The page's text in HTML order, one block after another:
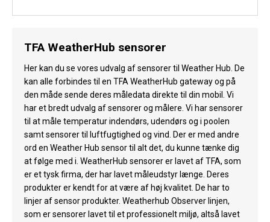
TFA WeatherHub sensorer
Her kan du se vores udvalg af sensorer til Weather Hub. De
kan alle forbindes til en TFA WeatherHub gateway og på
den måde sende deres måledata direkte til din mobil. Vi
har et bredt udvalg af sensorer og målere. Vi har sensorer
til at måle temperatur indendørs, udendørs og i poolen
samt sensorer til luftfugtighed og vind. Der er med andre
ord en Weather Hub sensor til alt det, du kunne tænke dig
at følge med i. WeatherHub sensorer er lavet af TFA, som
er et tysk firma, der har lavet måleudstyr længe. Deres
produkter er kendt for at være af høj kvalitet. De har to
linjer af sensor produkter. Weatherhub Observer linjen,
som er sensorer lavet til et professionelt miljø, altså lavet